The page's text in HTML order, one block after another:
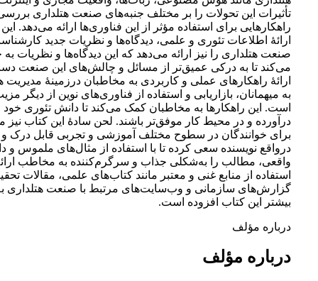
تأثیرات این تحولات را بر مختلف جنبه‌های صنعت هتلداری
راهکارهایی برای استفاده مؤثر از این فناوری‌ها ارائه می‌دهد.
ارائۀ اطلاعات تئوری و علمی، دیدگاه‌ها و نظریات جدید
صنعت هتلداری را نیز ارائه می‌دهد که این دیدگاه‌ها و نظریات
می‌کند تا به درکی عمیق‌تر از مسائل و چالش‌های این صنعت
ارائۀ راهکارهای عملی و کاربردی به مخاطبان درزمینۀ مدیریت
به میهمانان، بازاریابی و استفاده از فناوری‌های نوین از دیگر
است. این راهکارها به مخاطبان کمک می‌کند تا دانش تئوری خود
درآورده و در محیط کار موفق‌تر باشند. لحن سادۀ این کتاب
برای خوانندگان در سطوح مختلف آموزشی و تجربی قابل درک و
درواقع نویسنده سعی کرده تا با استفاده از مثال‌های ملموس و
واقعی، مطالب را به‌شکلی جذاب و سرگرم‌کننده به مخاطب
استفاده از منابع غنی و معتبر مانند کتاب‌های علمی، مقالات
گزارش‌های سازمانی و وب‌سایت‌های مرتبط با صنعت هتلداری به
بیشتر این کتاب افزوده است.
درباره مؤلف
درباره مؤلف